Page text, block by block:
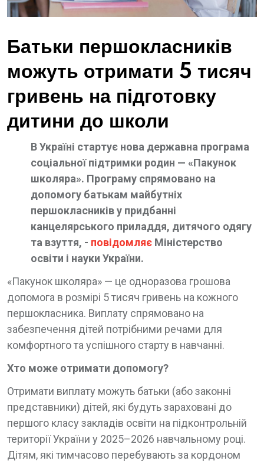
Батьки першокласників
можуть отримати 5 тисяч
гривень на підготовку
дитини до школи
В Україні стартує нова державна програма
соціальної підтримки родин — «Пакунок
школяра». Програму спрямовано на
допомогу батькам майбутніх
першокласників у придбанні
канцелярського приладдя, дитячого одягу
та взуття, - повідомляє Міністерство
освіти і науки України.
«Пакунок школяра» — це одноразова грошова
допомога в розмірі 5 тисяч гривень на кожного
першокласника. Виплату спрямовано на
забезпечення дітей потрібними речами для
комфортного та успішного старту в навчанні.
Хто може отримати допомогу?
Отримати виплату можуть батьки (або законні
представники) дітей, які будуть зараховані до
першого класу закладів освіти на підконтрольній
території України у 2025–2026 навчальному році.
Дітям, які тимчасово перебувають за кордоном